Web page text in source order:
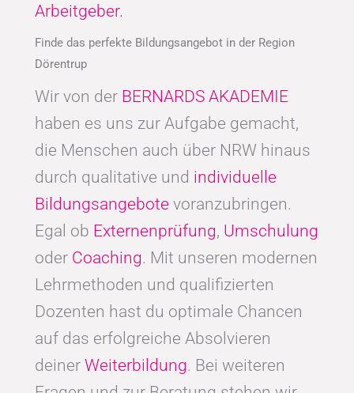
Arbeitgeber.
Finde das perfekte Bildungsangebot in der Region
Dörentrup
Wir von der BERNARDS AKADEMIE
haben es uns zur Aufgabe gemacht,
die Menschen auch über NRW hinaus
durch qualitative und individuelle
Bildungsangebote voranzubringen.
Egal ob Externenprüfung, Umschulung
oder Coaching. Mit unseren modernen
Lehrmethoden und qualifizierten
Dozenten hast du optimale Chancen
auf das erfolgreiche Absolvieren
deiner Weiterbildung. Bei weiteren